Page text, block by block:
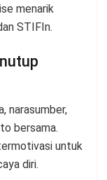
menarik
STIFIn.
narasumber,
bersama.
untuk
diri.